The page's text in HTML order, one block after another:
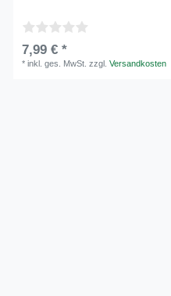
7,99 € *
*inkl. ges. MwSt. zzgl.Versandkosten